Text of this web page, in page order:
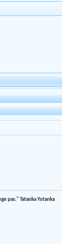
pas." Tatanka Yotanka